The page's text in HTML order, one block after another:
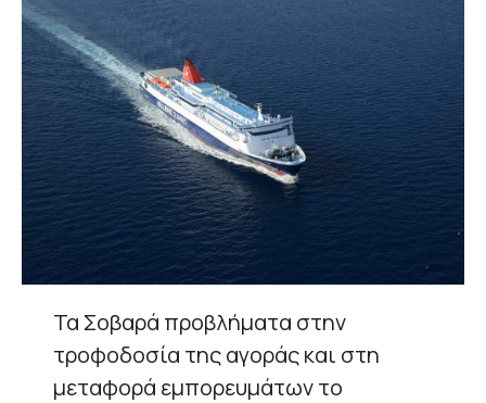
Τα Σοβαρά προβλήματα στην
τροφοδοσία της αγοράς και στη
μεταφορά εμπορευμάτων το